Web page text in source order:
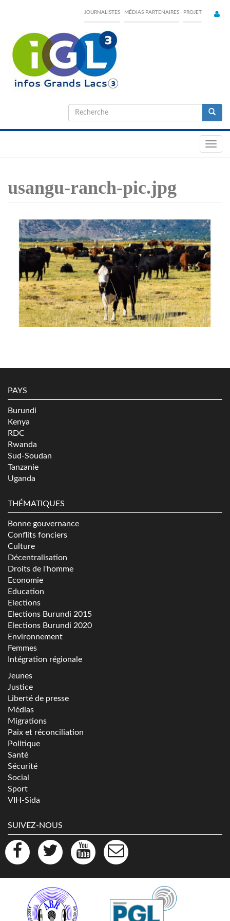
content
JOURNALISTES MÉDIAS PARTENAIRES PROJET
Formulaire
de
usangu-ranch-pic.jpg
PAYS
Burundi
Kenya
RDC
Rwanda
Sud-Soudan
Tanzanie
Uganda
THÉMATIQUES
Bonne gouvernance
Conflits fonciers
Culture
Décentralisation
Droits de l'homme
Economie
Education
Elections
Elections Burundi 2015
Elections Burundi 2020
Environnement
Femmes
Intégration régionale
Jeunes
Justice
Liberté de presse
Médias
Migrations
Paix et réconciliation
Politique
Santé
Sécurité
Social
Sport
VIH-Sida
SUIVEZ-NOUS